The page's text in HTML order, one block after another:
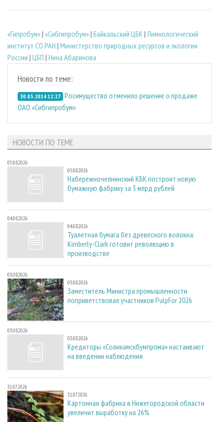
«Гипробум»| «Сибгипробум»| Байкальский ЦБК |Лимнологический
институт СО РАН | Министерство природных ресурсов и экологии
России | ЦБП | Нина Абаринова
Новости по теме:
30.05.2014 12:27 Росимущество отменило решение о продаже
ОАО «Сибгипробум»
НОВОСТИ ПО ТЕМЕ
05.08.2026
05.08.2026
Набережночелнинский КБК построит новую
бумажную фабрику за 3 млрд рублей
04.08.2026
04.08.2026
Туалетная бумага без древесного волокна:
Kimberly-Clark готовит революцию в
производстве
03.08.2026
03.08.2026
Заместитель Министра промышленности
поприветствовал участников PulpFor 2026
03.08.2026
03.08.2026
Кредиторы «Соликамскбумпрома» настаивают
на введении наблюдения
31.07.2026
31.07.2026
Картонная фабрика в Нижегородской области
увеличит выработку на 26%